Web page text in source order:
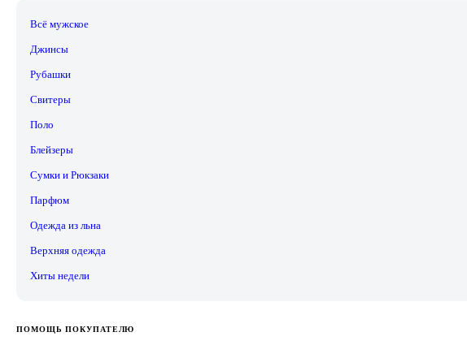
Всё мужское
Джинсы
Рубашки
Свитеры
Поло
Блейзеры
Сумки и Рюкзаки
Парфюм
Одежда из льна
Верхняя одежда
Хиты недели
ПОМОЩЬ ПОКУПАТЕЛЮ